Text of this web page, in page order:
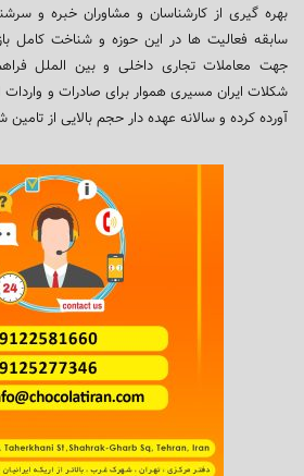
بهره گیری از کارشناسان و مشاوران خبره و
سابقه فعالیت ها در این حوزه و شناخت کامل
جهت معاملات تجاری داخلی و بین الملل
شکلات ایران مسیری هموار برای صادرات و واردات
آورده کرده و سالانه عهده دار حجم بالایی از